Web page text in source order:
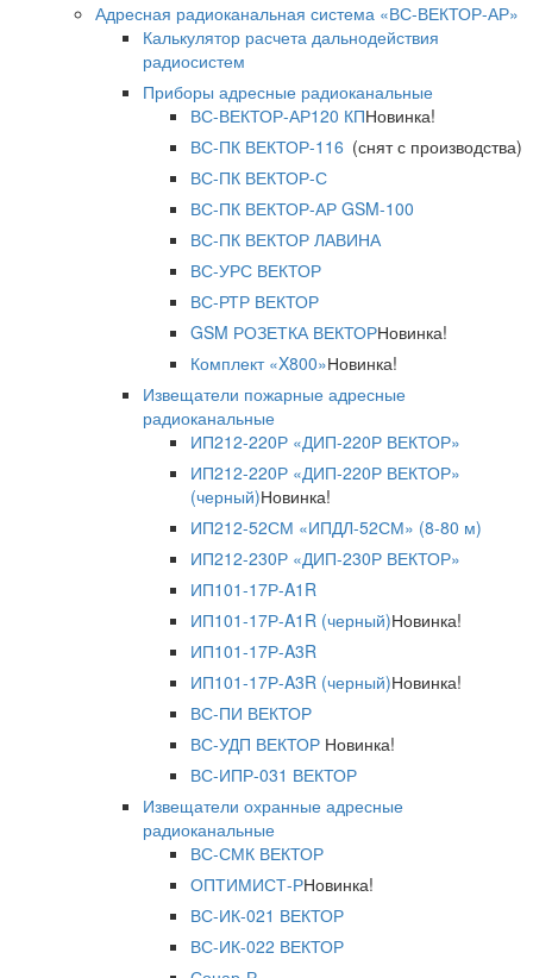
Адресная радиоканальная система «ВС-ВЕКТОР-АР»
Калькулятор расчета дальнодействия
радиосистем
Приборы адресные радиоканальные
ВС-ВЕКТОР-АР120 КПНовинка!
ВС-ПК ВЕКТОР-116 (снят с производства)
ВС-ПК ВЕКТОР-С
ВС-ПК ВЕКТОР-АР GSM-100
ВС-ПК ВЕКТОР ЛАВИНА
ВС-УРС ВЕКТОР
ВС-РТР ВЕКТОР
GSM РОЗЕТКА ВЕКТОРНовинка!
Комплект «X800»Новинка!
Извещатели пожарные адресные
радиоканальные
ИП212-220Р «ДИП-220Р ВЕКТОР»
ИП212-220Р «ДИП-220Р ВЕКТОР»
(черный)Новинка!
ИП212-52СМ «ИПДЛ-52СМ» (8-80 м)
ИП212-230Р «ДИП-230Р ВЕКТОР»
ИП101-17Р-A1R
ИП101-17Р-A1R (черный)Новинка!
ИП101-17Р-A3R
ИП101-17Р-A3R (черный)Новинка!
ВС-ПИ ВЕКТОР
ВС-УДП ВЕКТОР Новинка!
ВС-ИПР-031 ВЕКТОР
Извещатели охранные адресные
радиоканальные
ВС-СМК ВЕКТОР
ОПТИМИСТ-РНовинка!
ВС-ИК-021 ВЕКТОР
ВС-ИК-022 ВЕКТОР